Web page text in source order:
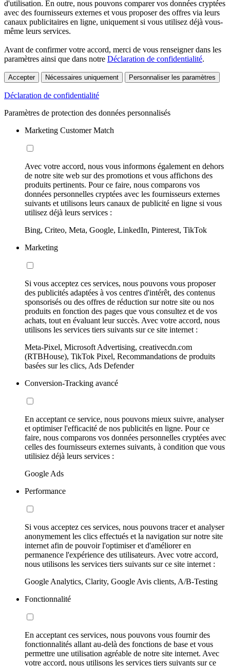
d'utilisation. En outre, nous pouvons comparer vos données cryptées
avec des fournisseurs externes et vous proposer des offres via leurs
canaux publicitaires en ligne, uniquement si vous utilisez déjà vous-
même leurs services.
Avant de confirmer votre accord, merci de vous renseigner dans les
paramètres ainsi que dans notre Déclaration de confidentialité.
Accepter Nécessaires uniquement Personnaliser les paramètres
Déclaration de confidentialité
Paramètres de protection des données personnalisés
Marketing Customer Match
Avec votre accord, nous vous informons également en dehors
de notre site web sur des promotions et vous affichons des
produits pertinents. Pour ce faire, nous comparons vos
données personnelles cryptées avec les fournisseurs externes
suivants et utilisons leurs canaux de publicité en ligne si vous
utilisez déjà leurs services :
Bing, Criteo, Meta, Google, LinkedIn, Pinterest, TikTok
Marketing
Si vous acceptez ces services, nous pouvons vous proposer
des publicités adaptées à vos centres d'intérêt, des contenus
sponsorisés ou des offres de réduction sur notre site ou nos
produits en fonction des pages que vous consultez et de vos
achats, tout en évaluant leur succès. Avec votre accord, nous
utilisons les services tiers suivants sur ce site internet :
Meta-Pixel, Microsoft Advertising, creativecdn.com
(RTBHouse), TikTok Pixel, Recommandations de produits
basées sur les clics, Ads Defender
Conversion-Tracking avancé
En acceptant ce service, nous pouvons mieux suivre, analyser
et optimiser l'efficacité de nos publicités en ligne. Pour ce
faire, nous comparons vos données personnelles cryptées avec
celles des fournisseurs externes suivants, à condition que vous
utilisiez déjà leurs services :
Google Ads
Performance
Si vous acceptez ces services, nous pouvons tracer et analyser
anonymement les clics effectués et la navigation sur notre site
internet afin de pouvoir l'optimiser et d'améliorer en
permanence l'expérience des utilisateurs. Avec votre accord,
nous utilisons les services tiers suivants sur ce site internet :
Google Analytics, Clarity, Google Avis clients, A/B-Testing
Fonctionnalité
En acceptant ces services, nous pouvons vous fournir des
fonctionnalités allant au-delà des fonctions de base et vous
permettre une utilisation agréable de notre site internet. Avec
votre accord, nous utilisons les services tiers suivants sur ce